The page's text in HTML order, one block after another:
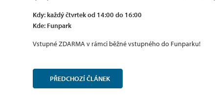
Kdy: každý čtvrtek od 14:00 do 16:00
Kde: Funpark
Vstupné ZDARMA v rámci běžné vstupného do Funparku!
PŘEDCHOZÍČLÁNEK